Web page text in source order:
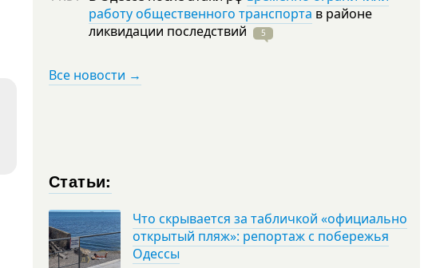
работу общественного транспорта в районе
ликвидации последствий 5
Все новости →
Статьи:
Что скрывается за табличкой «официально
открытый пляж»: репортаж с побережья
Одессы